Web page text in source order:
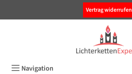
Vertrag widerrufen
Navigation